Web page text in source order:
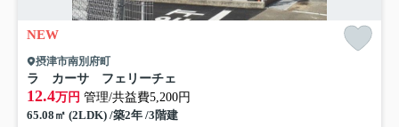
NEW
摂津市南別府町
ラ カーサ フェリーチェ
12.4万円 管理/共益費5,200円
65.08㎡ (2LDK) /築2年 /3階建